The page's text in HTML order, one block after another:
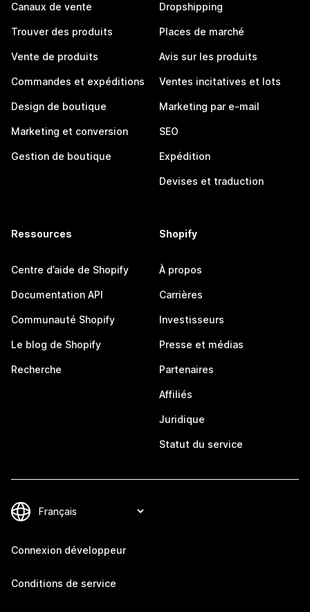
Canaux de vente
Trouver des produits
Vente de produits
Commandes et expéditions
Design de boutique
Marketing et conversion
Gestion de boutique
Dropshipping
Places de marché
Avis sur les produits
Ventes incitatives et lots
Marketing par e-mail
SEO
Expédition
Devises et traduction
Ressources
Centre d’aide de Shopify
Documentation API
Communauté Shopify
Le blog de Shopify
Recherche
Shopify
À propos
Carrières
Investisseurs
Presse et médias
Partenaires
Affiliés
Juridique
Statut du service
Connexion développeur
Conditions de service